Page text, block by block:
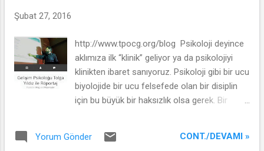
Şubat 27, 2016
http://www.tpocg.org/blog Psikoloji deyince
aklımıza ilk “klinik” geliyor ya da psikolojiyi
klinikten ibaret sanıyoruz. Psikoloji gibi bir ucu
biyolojide bir ucu felsefede olan bir disiplin
için bu büyük bir haksızlık olsa gerek. Bir
yani İstanbul Üniversitesi Gelişim Psikolojisi
Yorum Gönder CONT./DEVAMI »